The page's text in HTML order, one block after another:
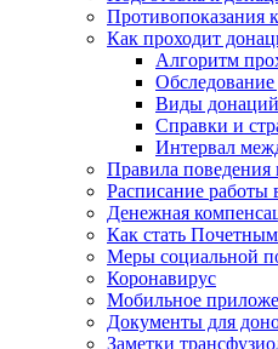
Противопоказания
Как проходит
Алгоритм
Обследование
Виды донаций
Справки и
Интервал
Правила поведения
Расписание работы
Денежная
Как стать
Меры социальной
Коронавирус
Мобильное
Документы для
Заметки